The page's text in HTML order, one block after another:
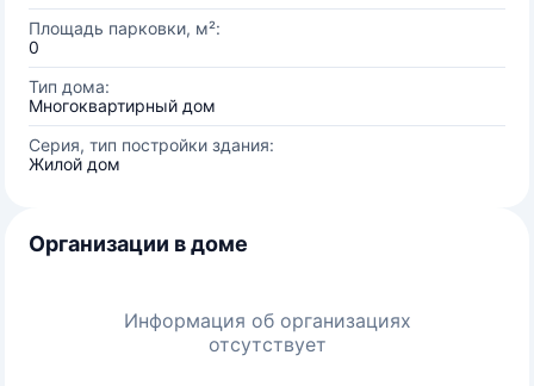
Площадь парковки, м²:
0
Тип дома:
Многоквартирный дом
Серия, тип постройки здания:
Жилой дом
Организации в доме
Информация об организациях
отсутствует